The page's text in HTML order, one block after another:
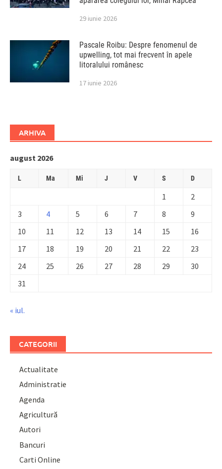
29 iunie 2026
Pascale Roibu: Despre fenomenul de
upwelling, tot mai frecvent în apele
litoralului românesc
17 iunie 2026
ARHIVA
august 2026
L Ma Mi J V S D
1
2
3
4 5 6 7 8
9
10
11 12 13 14 15
16
17
18 19 20 21 22
23
24
25 26 27 28 29
30
31
« iul.
CATEGORII
Actualitate
Administratie
Agenda
Agricultură
Autori
Bancuri
Carti Online